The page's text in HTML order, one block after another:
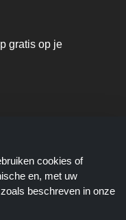
gratis op je
cookies of
en, met uw
beschreven in onze